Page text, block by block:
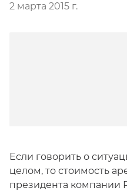
2 марта 2015 г.
Если говорить о
целом, то стоимость
президента компании